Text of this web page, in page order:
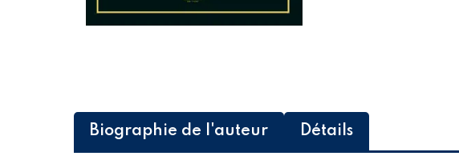
Biographie de l'auteur Détails